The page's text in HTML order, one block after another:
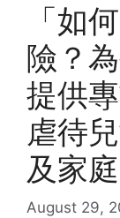
「如
險？
提供
虐待
及家
August 29,